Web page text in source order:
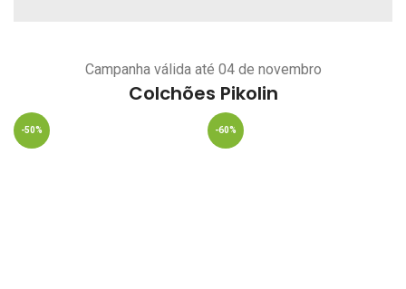
Campanha válida até 04 de novembro
Colchões Pikolin
-50% -60%